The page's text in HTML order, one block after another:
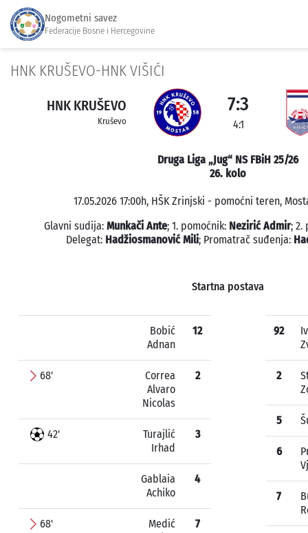
Nogometni savez
Federacije Bosne i Hercegovine
HNK KRUŠEVO-HNK VIŠIĆI
HNK KRUŠEVO
Kruševo
7:3
4:1
Druga Liga „Jug“ NS FBiH 25/26
26. kolo
17.05.2026 17:00h, HŠK Zrinjski - pomoćni teren,
Glavni sudija: Munkači Ante; 1. pomoćnik: Nezirić Admir; 2.
Delegat: Hadžiosmanović Mili; Promatrač suđenja:
Startna postava
Bobić
Adnan
12
68'
Correa
Alvaro
Nicolas
2
42'
Turajlić
Irhad
3
Gablaia
Achiko
4
68'
Medić
7
92
2
5
6
7